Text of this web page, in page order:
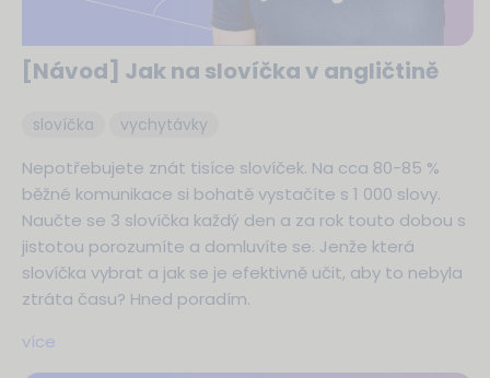
[Návod] Jak na slovíčka v angličtině
slovíčka vychytávky
Nepotřebujete znát tisíce slovíček. Na cca 80-85 %
běžné komunikace si bohatě vystačíte s 1 000 slovy.
Naučte se 3 slovíčka každý den a za rok touto dobou s
jistotou porozumíte a domluvíte se. Jenže která
slovíčka vybrat a jak se je efektivně učit, aby to nebyla
ztráta času? Hned poradím.
více